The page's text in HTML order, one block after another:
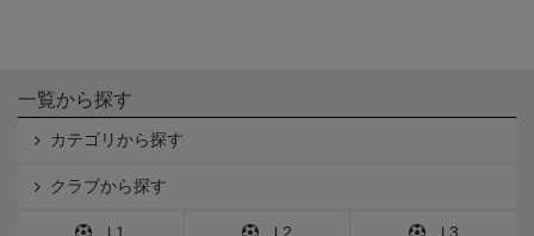
一覧から探す
カテゴリから探す
クラブから探す